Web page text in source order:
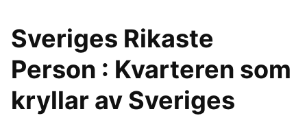
Sveriges Rikaste
Person : Kvarteren som
kryllar av Sveriges